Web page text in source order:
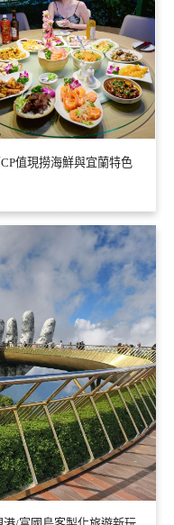
值現撈海鮮與宜蘭特色